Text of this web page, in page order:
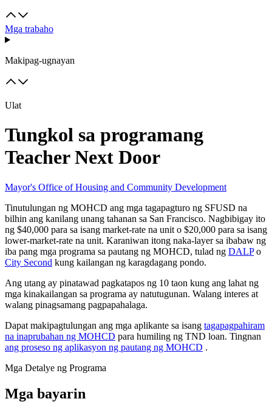
Mga trabaho
Makipag-ugnayan
Ulat
Tungkol sa programang
Teacher Next Door
Mayor's Office of Housing and Community Development
Tinutulungan ng MOHCD ang mga tagapagturo ng SFUSD na
bilhin ang kanilang unang tahanan sa San Francisco. Nagbibigay ito
ng $40,000 para sa isang market-rate na unit o $20,000 para sa isang
lower-market-rate na unit. Karaniwan itong naka-layer sa ibabaw ng
iba pang mga programa sa pautang ng MOHCD, tulad ng DALPo
City Second kung kailangan ng karagdagang pondo.
Ang utang ay pinatawad pagkatapos ng 10 taon kung ang lahat ng
mga kinakailangan sa programa ay natutugunan. Walang interes at
walang pinagsamang pagpapahalaga.
Dapat makipagtulungan ang mga aplikante sa isang tagapagpahiram
na inaprubahan ng MOHCD para humiling ng TND loan. Tingnan
ang proseso ng aplikasyon ng pautang ng MOHCD .
Mga Detalye ng Programa
Mga bayarin